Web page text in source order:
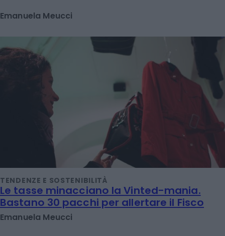
Emanuela Meucci
TENDENZE E SOSTENIBILITÀ
Le tasse minacciano la Vinted-mania.
Bastano 30 pacchi per allertare il Fisco
Emanuela Meucci